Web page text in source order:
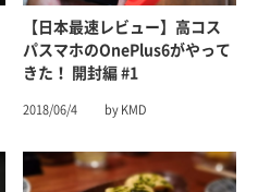
【日本最速レビュー】高コス
パスマホのOnePlus6がやって
きた！ 開封編 #1
2018/06/4 by KMD